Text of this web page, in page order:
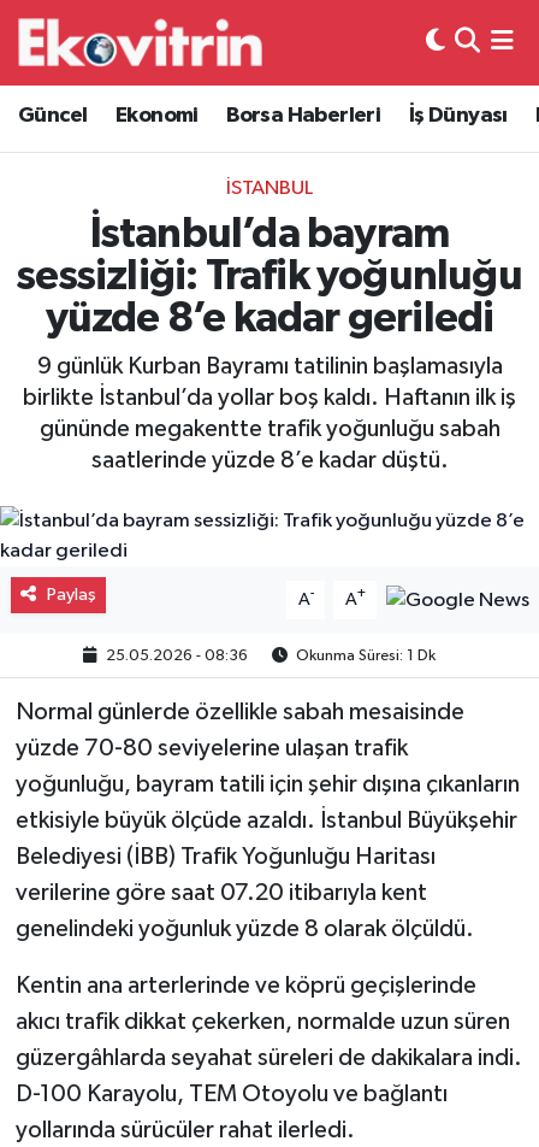
Güncel Ekonomi Borsa Haberleri İş Dünyası
İSTANBUL
İstanbul’da bayram
sessizliği: Trafik yoğunluğu
yüzde 8’e kadar geriledi
9 günlük Kurban Bayramı tatilinin başlamasıyla
birlikte İstanbul’da yollar boş kaldı. Haftanın ilk iş
gününde megakentte trafik yoğunluğu sabah
saatlerinde yüzde 8’e kadar düştü.
Paylaş A- A+
25.05.2026 - 08:36 Okunma Süresi: 1 Dk
Normal günlerde özellikle sabah mesaisinde
yüzde 70-80 seviyelerine ulaşan trafik
yoğunluğu, bayram tatili için şehir dışına çıkanların
etkisiyle büyük ölçüde azaldı. İstanbul Büyükşehir
Belediyesi (İBB) Trafik Yoğunluğu Haritası
verilerine göre saat 07.20 itibarıyla kent
genelindeki yoğunluk yüzde 8 olarak ölçüldü.
Kentin ana arterlerinde ve köprü geçişlerinde
akıcı trafik dikkat çekerken, normalde uzun süren
güzergâhlarda seyahat süreleri de dakikalara indi.
D-100 Karayolu, TEM Otoyolu ve bağlantı
yollarında sürücüler rahat ilerledi.
Güncel
Ekonomi
Borsa Haberleri
İş Dünyası
Lojistik
Otovitrin
Asayiş
Magazin
Gayrimenkul
Spor
Eğitim
Hava Durumu
Trafik Durumu
Süper Lig Puan Durumu ve Fikstür
Tüm Manşetler
Son Dakika Haberleri
Haber Arşivi